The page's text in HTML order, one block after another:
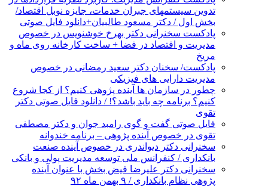
تدوین سیستمهای جبران خدمات، جایزه نوبل اقتصاد/
بخش اول / دکتر مسعود طالبیان+دانلود فایل صوتی
پادکست سخنرانی دکتر بهرخ خوشنویس در خصوص
مدیریت و اقتصاد در فضا + ساخت کارخانه روی ماه و
مریخ
پادکست/ سخنان دکتر سعید رمضانی در خصوص
مدیریت دارایی های فیزیکی
چطور در سازمان ها آینده پژوهی کنیم؟ از کجا شروع
کنیم؟ برنامه چه باید باشد؟! / دانلود فایل صوتی دکتر
تقوی
فایل صوتی گفت و گوی رامبد جوان و دکتر مصطفی
تقوی در خصوص آینده پژوهی – برنامه خندوانه
سخنرانی دکتر دیواندری در خصوص آینده صنعت
بانکداری / کنفرانس ملی توسعه مدیریت پولی و بانکی
سخنرانی دکتر علیرضا فیض بخش با عنوان آینده
پژوهی نظام بانکداری / ۹ بهمن ماه ۹۲